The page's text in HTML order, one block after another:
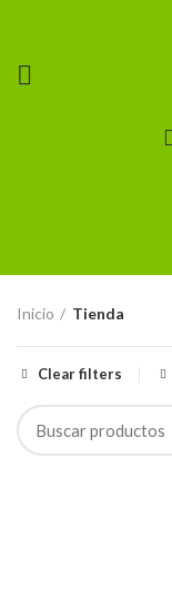
Inicio Tienda
Clear filters